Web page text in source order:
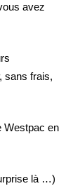
avez
sans frais,
Westpac en
là …)